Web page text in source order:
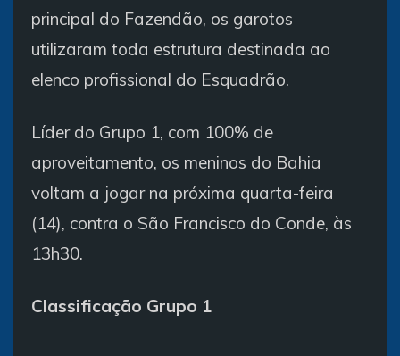
principal do Fazendão, os garotos
utilizaram toda estrutura destinada ao
elenco profissional do Esquadrão.
Líder do Grupo 1, com 100% de
aproveitamento, os meninos do Bahia
voltam a jogar na próxima quarta-feira
(14), contra o São Francisco do Conde, às
13h30.
Classificação Grupo 1